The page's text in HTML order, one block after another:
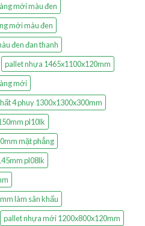
mới màu đen
mới màu đen
đen đan thanh
pallet nhựa 1465x1100x120mm
mới
4 phuy 1300x1300x300mm
pl10lk
mặt phẳng
pl08lk
làm sân khấu
pallet nhựa mới 1200x800x120mm